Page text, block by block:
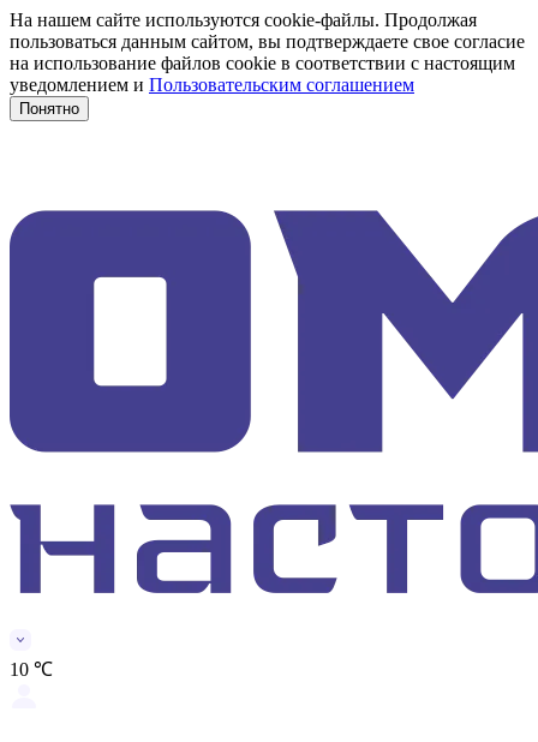
На нашем сайте используются cookie-файлы. Продолжая
пользоваться данным сайтом, вы подтверждаете свое согласие
на использование файлов cookie в соответствии с настоящим
уведомлением и Пользовательским соглашением
Понятно
10 ℃